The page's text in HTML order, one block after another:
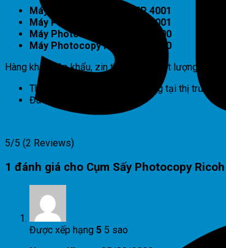
Máy Photocopy Ricoh MP 4001
Máy Photocopy Ricoh MP 5001
Máy Photocopy Ricoh MP 5000
Máy Photocopy Ricoh MP 4000
Hàng kho nhập khẩu, zin tháo máy, chất lượng tốt.
Tháo từ máy kho, chưa sử dụng tại thị trường
Đã kiểm tra, hoạt động tốt
5/5 (2 Reviews)
1 đánh giá cho Cụm Sấy Photocopy
Được xếp hạng 5 5 sao